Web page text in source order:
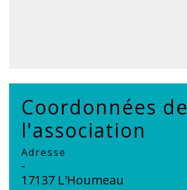
Coordonnées de
l'association
Adresse
-
17137 L'Houmeau